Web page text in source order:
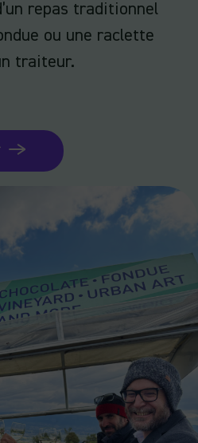
repas traditionnel
ou une raclette
traiteur.